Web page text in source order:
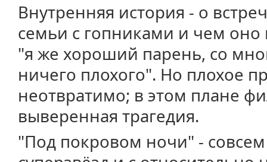
Внутренняя история - о
семьи с гопниками и чем оно
"я же хороший парень, со
ничего плохого". Но плохое
неотвратимо; в этом плане
выверенная трагедия.
"Под покровом ночи" - совсем